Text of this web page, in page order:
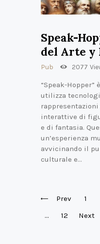
Speak-
del Arte y
Pub 2077
“Speak-Hopper”
utilizza
interattive di
e di fantasia.
un’esperienza
avvicinando il
culturale e…
Posts
pagination
Prev Page
1
…
Page
12 Next